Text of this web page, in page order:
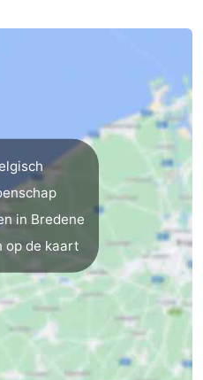
in Bredene
op de kaart